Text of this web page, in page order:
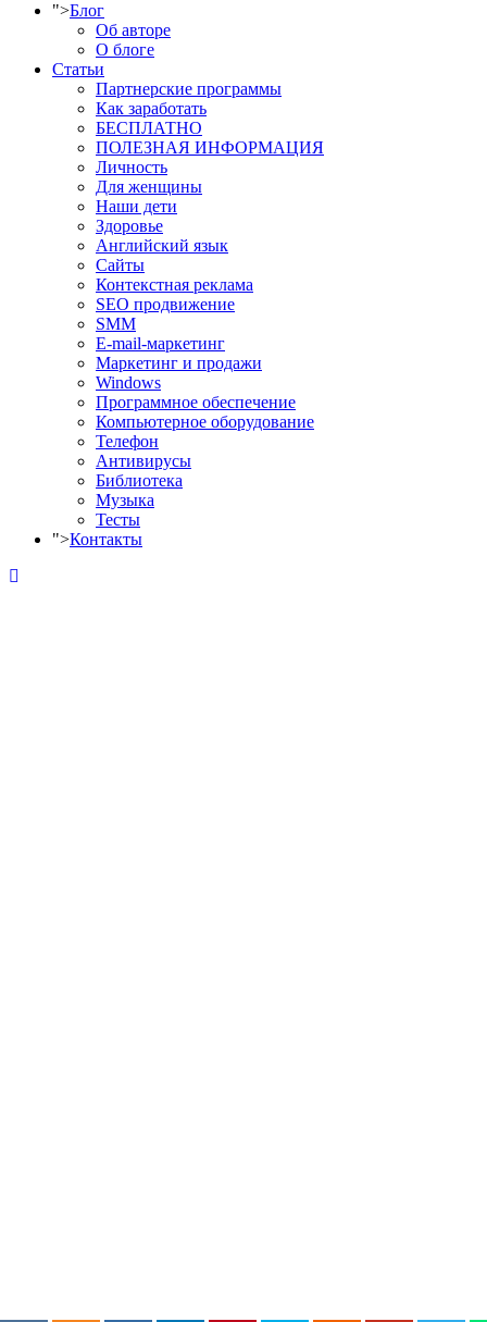
">Блог
Об авторе
О блоге
Статьи
Партнерские программы
Как заработать
БЕСПЛАТНО
ПОЛЕЗНАЯ ИНФОРМАЦИЯ
Личность
Для женщины
Наши дети
Здоровье
Английский язык
Сайты
Контекстная реклама
SEO продвижение
SMM
E-mail-маркетинг
Маркетинг и продажи
Windows
Программное обеспечение
Компьютерное оборудование
Телефон
Антивирусы
Библиотека
Музыка
Тесты
">Контакты